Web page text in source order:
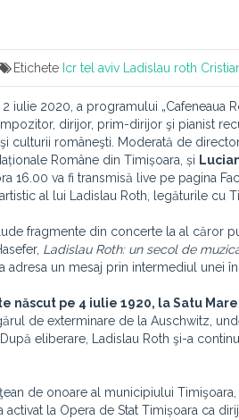
Etichete Icr tel aviv Ladislau roth
iulie 2020, a programului „Cafeneaua
dirijor, prim-dirijor şi pianist
culturii româneşti. Moderată de
Române din Timișoara, și
16.00 va fi transmisă live pe pagina
al lui Ladislau Roth, legăturile cu
fragmente din concerte la al căror
Ladislau Roth: un secol de
adresa un mesaj prin intermediul unei
născut pe 4 iulie 1920, la Satu
de exterminare de la Auschwitz,
eliberare, Ladislau Roth şi-a
de onoare al municipiului
activat la Opera de Stat Timișoara ca